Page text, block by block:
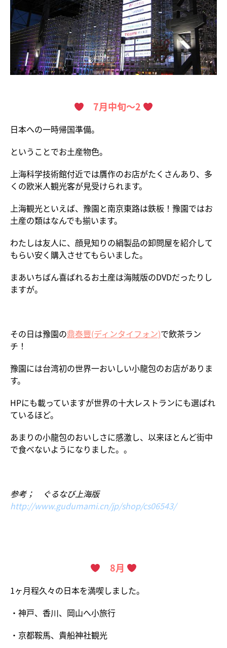
7月中旬～2
日本への一時帰国準備。
ということでお土産物色。
上海科学技術館付近では贋作のお店がたくさんあり、多
くの欧米人観光客が見受けられます。
上海観光といえば、豫園と南京東路は鉄板！豫園ではお
土産の類はなんでも揃います。
わたしは友人に、顔見知りの絹製品の卸問屋を紹介して
もらい安く購入させてもらいました。
まあいちばん喜ばれるお土産は海賊版のDVDだったりし
ますが。
その日は豫園の鼎泰豐(ディンタイフォン)で飲茶ラン
チ！
豫園には台湾初の世界一おいしい小龍包のお店がありま
す。
HPにも載っていますが世界の十大レストランにも選ばれ
ているほど。
あまりの小龍包のおいしさに感激し、以来ほとんど街中
で食べないようになりました。。
参考； ぐるなび上海版
http://www.gudumami.cn/jp/shop/cs06543/
8月
1ヶ月程久々の日本を満喫しました。
・神戸、香川、岡山へ小旅行
・京都鞍馬、貴船神社観光